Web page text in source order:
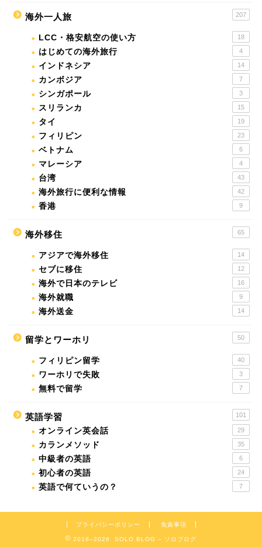
海外一人旅 207
LCC・格安航空の使い方 18
はじめての海外旅行 4
インドネシア 14
カンボジア 7
シンガポール 3
スリランカ 15
タイ 19
フィリピン 23
ベトナム 6
マレーシア 4
台湾 43
海外旅行に便利な情報 42
香港 9
海外移住 65
アジアで海外移住 14
セブに移住 12
海外で日本のテレビ 16
海外就職 9
海外送金 14
留学とワーホリ 50
フィリピン留学 40
ワーホリで失敗 3
無料で留学 7
英語学習 101
オンライン英会話 29
カランメソッド 35
中級者の英語 6
初心者の英語 24
英語で何ていうの？ 7
プライバシーポリシー 免責事項
2018–2026 SOLO BLOG – ソロブログ